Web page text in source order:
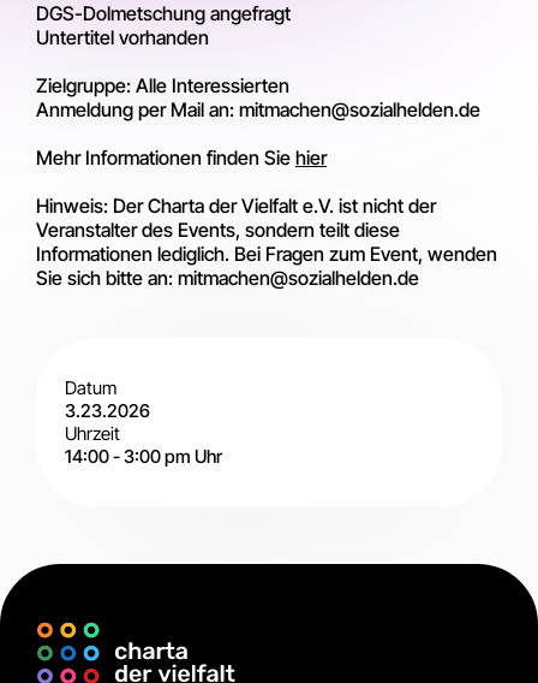
DGS-Dolmetschung angefragt
Untertitel vorhanden
Zielgruppe: Alle Interessierten
Anmeldung per Mail an: mitmachen@sozialhelden.de
Mehr Informationen finden Sie hier
Hinweis: Der Charta der Vielfalt e.V. ist nicht der
Veranstalter des Events, sondern teilt diese
Informationen lediglich. Bei Fragen zum Event, wenden
Sie sich bitte an: mitmachen@sozialhelden.de
Datum
3.23.2026
Uhrzeit
14:00-3:00 pm Uhr
Digital